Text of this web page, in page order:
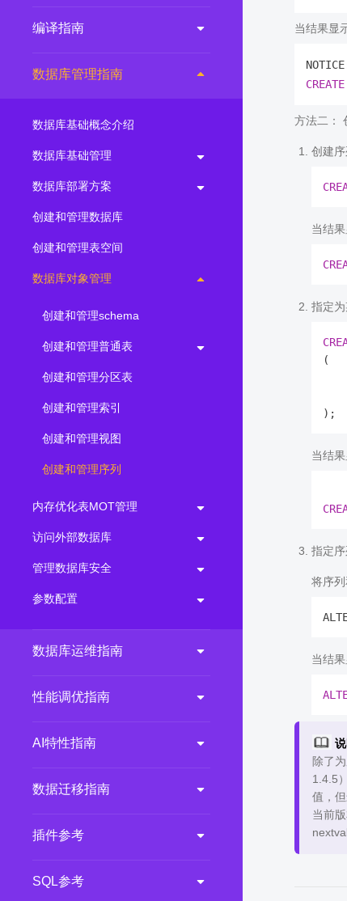
编译指南
数据库管理指南
数据库基础概念介绍
数据库基础管理
数据库部署方案
创建和管理数据库
创建和管理表空间
数据库对象管理
创建和管理schema
创建和管理普通表
创建和管理分区表
创建和管理索引
创建和管理视图
创建和管理序列
内存优化表MOT管理
访问外部数据库
管理数据库安全
参数配置
数据库运维指南
性能调优指南
AI特性指南
数据迁移指南
插件参考
SQL参考
当结果显
CREATE
方法二：
创建序
当结
指定
(
当结
指定序
将序
当结
说
除了
1.4.5
值，
当前